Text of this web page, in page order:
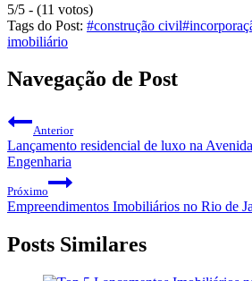
5/5 - (11 votos)
Tags do Post: #construção civil#
imobiliário
Navegação de Post
Anterior
Lançamento residencial de luxo na
Engenharia
Próximo
Empreendimentos Imobiliários no Rio de
Posts Similares